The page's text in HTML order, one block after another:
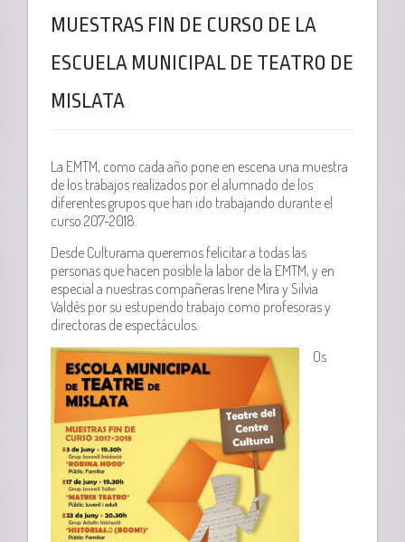
MUESTRAS FIN DE CURSO DE LA
ESCUELA MUNICIPAL DE TEATRO DE
MISLATA
La EMTM, como cada año pone en escena una muestra
de los trabajos realizados por el alumnado de los
diferentes grupos que han ido trabajando durante el
curso 207-2018.
Desde Culturama queremos felicitar a todas las
personas que hacen posible la labor de la EMTM, y en
especial a nuestras compañeras Irene Mira y Silvia
Valdés por su estupendo trabajo como profesoras y
directoras de espectáculos.
Os